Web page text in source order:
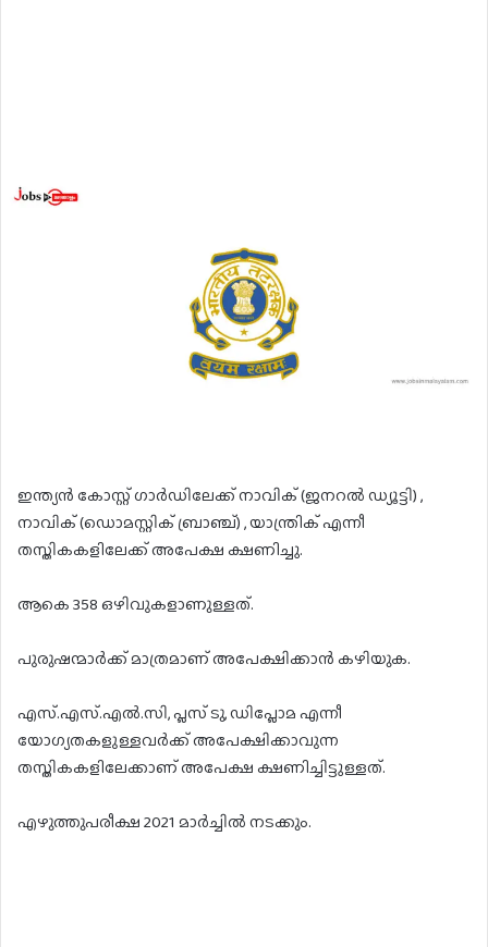
ഇന്ത്യൻ കോസ്റ്റ് ഗാർഡിലേക്ക് നാവിക് (ജനറൽ ഡ്യൂട്ടി) ,
നാവിക് (ഡൊമസ്റ്റിക് ബ്രാഞ്ച്) , യാന്ത്രിക് എന്നീ
തസ്തികകളിലേക്ക് അപേക്ഷ ക്ഷണിച്ചു.
ആകെ 358 ഒഴിവുകളാണുള്ളത്.
പുരുഷന്മാർക്ക് മാത്രമാണ് അപേക്ഷിക്കാൻ കഴിയുക.
എസ്.എസ്.എൽ.സി, പ്ലസ് ടു, ഡിപ്ലോമ എന്നീ
യോഗ്യതകളുള്ളവർക്ക് അപേക്ഷിക്കാവുന്ന
തസ്തികകളിലേക്കാണ് അപേക്ഷ ക്ഷണിച്ചിട്ടുള്ളത്.
എഴുത്തുപരീക്ഷ 2021 മാർച്ചിൽ നടക്കും.